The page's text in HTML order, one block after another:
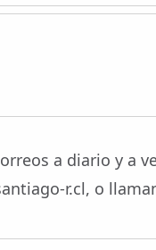
a diario y a
r.cl, o